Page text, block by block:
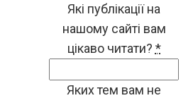
Які публікації на
нашому сайті вам
цікаво читати? *
Яких тем вам не